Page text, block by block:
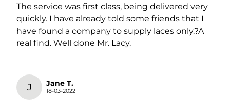
The service was first class, being delivered very
quickly. I have already told some friends that I
have found a company to supply laces only.?A
real find. Well done Mr. Lacy.
J Jane T.
18-03-2022